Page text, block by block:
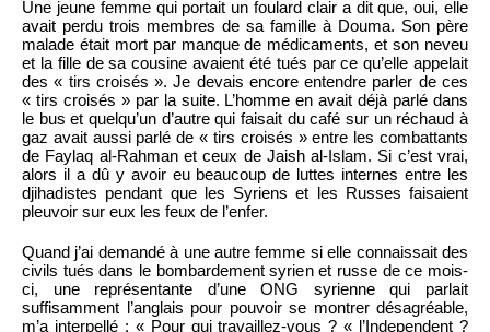
Une jeune femme qui portait un foulard clair a dit que, oui, elle
avait perdu trois membres de sa famille à Douma. Son père
malade était mort par manque de médicaments, et son neveu
et la fille de sa cousine avaient été tués par ce qu’elle appelait
des « tirs croisés ». Je devais encore entendre parler de ces
« tirs croisés » par la suite. L’homme en avait déjà parlé dans
le bus et quelqu’un d’autre qui faisait du café sur un réchaud à
gaz avait aussi parlé de « tirs croisés » entre les combattants
de Faylaq al-Rahman et ceux de Jaish al-Islam. Si c’est vrai,
alors il a dû y avoir eu beaucoup de luttes internes entre les
djihadistes pendant que les Syriens et les Russes faisaient
pleuvoir sur eux les feux de l’enfer.
Quand j’ai demandé à une autre femme si elle connaissait des
civils tués dans le bombardement syrien et russe de ce mois-
ci, une représentante d’une ONG syrienne qui parlait
suffisamment l’anglais pour pouvoir se montrer désagréable,
m’a interpellé : « Pour qui travaillez-vous ? « l’Independent ?